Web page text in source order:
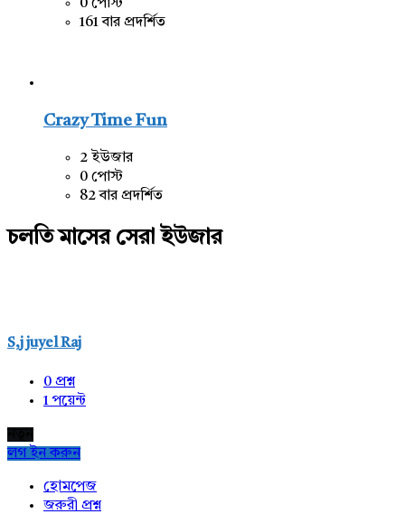
0 পোস্ট
161 বার প্রদর্শিত
Crazy Time Fun
2 ইউজার
0 পোস্ট
82 বার প্রদর্শিত
চলতি মাসের সেরা ইউজার
S,j juyel Raj
0 প্রশ্ন
1পয়েন্ট
লগ ইন করুন
Exploreহোমপেজ
জরুরী প্রশ্ন